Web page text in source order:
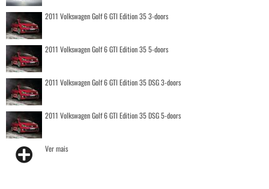
2011 Volkswagen Golf 6 GTI Edition 35 3-doors
2011 Volkswagen Golf 6 GTI Edition 35 5-doors
2011 Volkswagen Golf 6 GTI Edition 35 DSG 3-doors
2011 Volkswagen Golf 6 GTI Edition 35 DSG 5-doors
Ver mais